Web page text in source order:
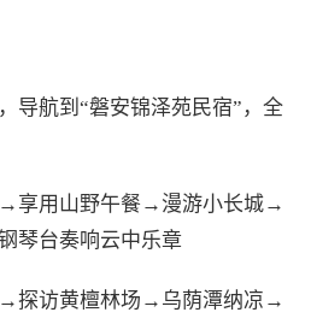
导航到“磐安锦泽苑民宿”，全
→享用山野午餐→漫游小长城→
琴台奏响云中乐章
→探访黄檀林场→乌荫潭纳凉→